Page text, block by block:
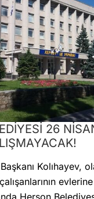
26
Kolıhayev,
Herson